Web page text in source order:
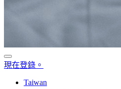
現在登錄。
Taiwan